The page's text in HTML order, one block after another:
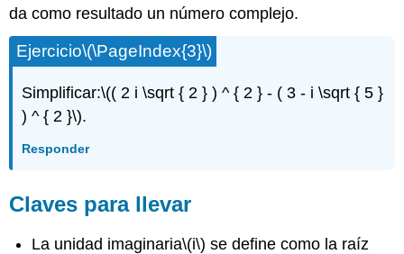
da como resultado un número complejo.
Ejercicio\(\PageIndex{3}\)
Simplificar:\(( 2 i \sqrt { 2 } ) ^ { 2 } - ( 3 - i \sqrt { 5 }
) ^ { 2 }\).
Responder
Claves para llevar
La unidad imaginaria\(i\) se define como la raíz